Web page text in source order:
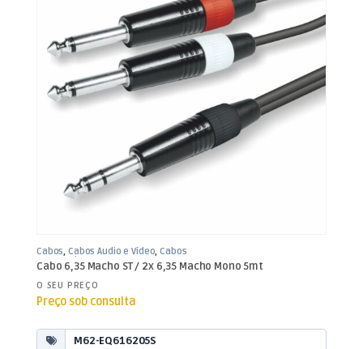
Cabos ,Cabos Áudio e Vídeo ,Cabos
RCA / Jack 6,35mm
Cabo 6,35 Macho ST / 2x 6,35 Macho Mono 5mt
O SEU PREÇO
Preço sob consulta
M62-EQ616205S